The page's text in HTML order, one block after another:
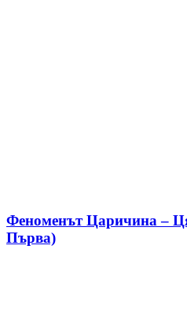
Феноменът Царичина –
Първа)